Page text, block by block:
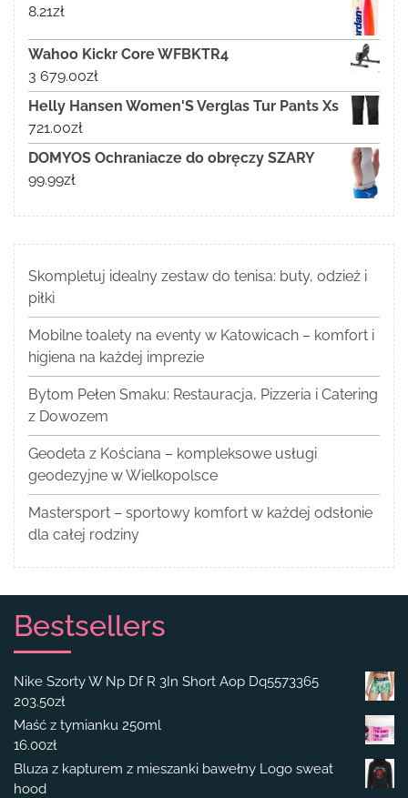
8.21zł
Wahoo Kickr Core WFBKTR4
3 679.00zł
Helly Hansen Women'S Verglas Tur Pants Xs
721.00zł
DOMYOS Ochraniacze do obręczy SZARY
99.99zł
Skompletuj idealny zestaw do tenisa: buty, odzież i
piłki
Mobilne toalety na eventy w Katowicach – komfort i
higiena na każdej imprezie
Bytom Pełen Smaku: Restauracja, Pizzeria i Catering
z Dowozem
Geodeta z Kościana – kompleksowe usługi
geodezyjne w Wielkopolsce
Mastersport – sportowy komfort w każdej odsłonie
dla całej rodziny
Bestsellers
Nike Szorty W Np Df R 3In Short Aop Dq5573365
203.50zł
Maść z tymianku 250ml
16.00zł
Bluza z kapturem z mieszanki bawełny Logo sweat
hood